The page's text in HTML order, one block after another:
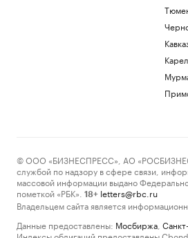
© ООО «БИЗНЕСПРЕСС», АО
службой по надзору в сфере связи,
массовой информации выдано
пометкой «РБК».
18+ letters@rbc.ru
Владельцем сайта является
Данные предоставлены: Мосбиржа